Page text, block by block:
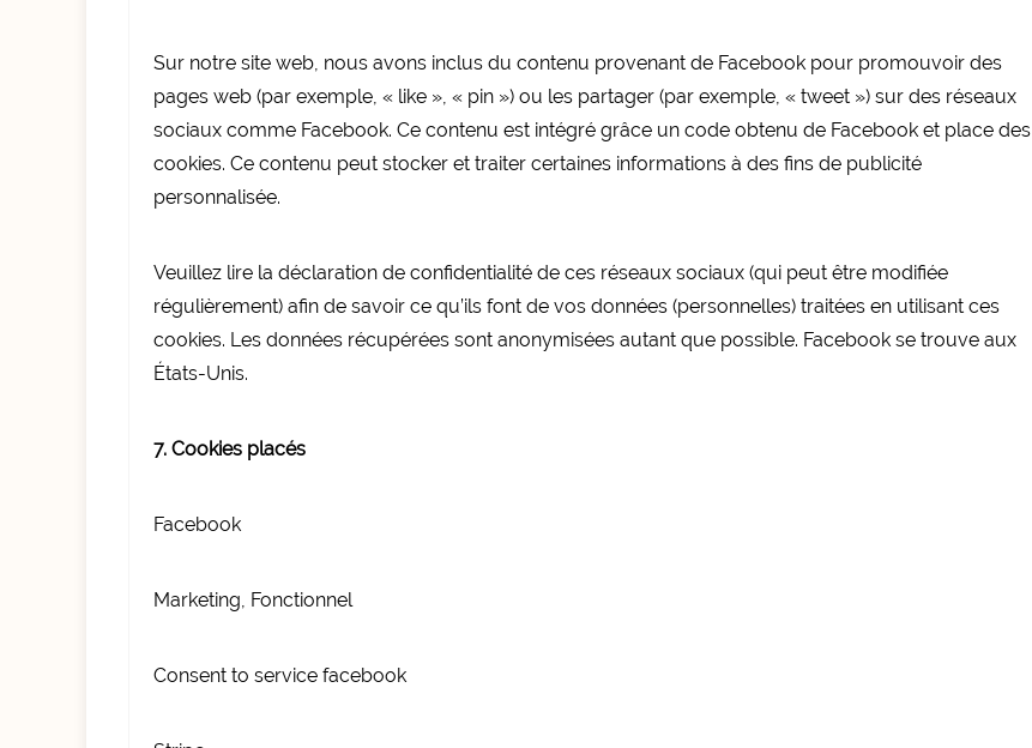
Sur notre site web, nous avons inclus du contenu provenant de Facebook pour promouvoir des
pages web (par exemple, « like », « pin ») ou les partager (par exemple, « tweet ») sur des réseaux
sociaux comme Facebook. Ce contenu est intégré grâce un code obtenu de Facebook et place des
cookies. Ce contenu peut stocker et traiter certaines informations à des fins de publicité
personnalisée.
Veuillez lire la déclaration de confidentialité de ces réseaux sociaux (qui peut être modifiée
régulièrement) afin de savoir ce qu’ils font de vos données (personnelles) traitées en utilisant ces
cookies. Les données récupérées sont anonymisées autant que possible. Facebook se trouve aux
États-Unis.
7. Cookies placés
Facebook
Marketing, Fonctionnel
Consent to service facebook